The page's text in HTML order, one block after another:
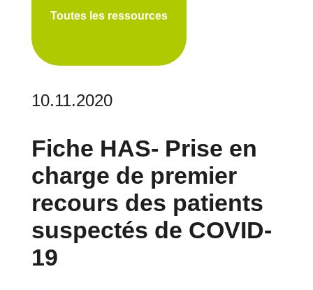
Toutes les ressources
10.11.2020
Fiche HAS- Prise en
charge de premier
recours des patients
suspectés de COVID-
19